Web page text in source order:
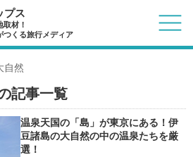
プス
取材！
つくる旅行メディア
自然
記事一覧
温泉天国の「島」が東京にある！伊
豆諸島の大自然の中の温泉たちを厳
選！